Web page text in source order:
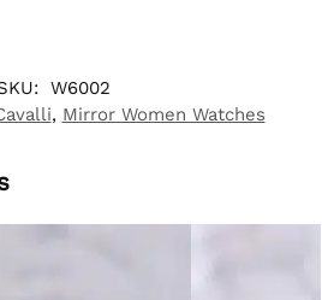
W6002
, Mirror Women Watches